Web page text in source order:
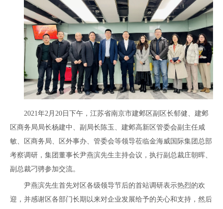
2021年2月20日下午，江苏省南京市建邺区副区长郁健、建邺
区商务局局长杨建中、副局长陈玉、建邺高新区管委会副主任咸
敏、区商务局、区外事办、管委会等领导莅临金海威国际集团总部
考察调研，集团董事长尹燕滨先生主持会议，执行副总裁庄朝晖、
副总裁刁骋参加交流。
尹燕滨先生首先对区各级领导节后的首站调研表示热烈的欢
迎，并感谢区各部门长期以来对企业发展给予的关心和支持，然后